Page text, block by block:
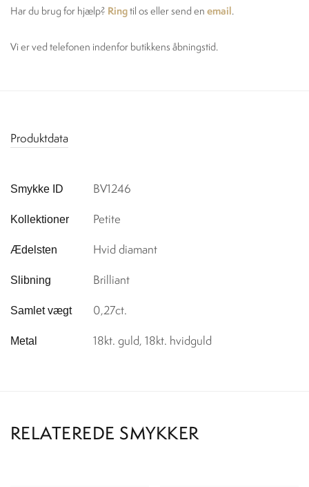
Har du brug for hjælp? Ringtil os eller send en email.
Vi er ved telefonen indenfor butikkens åbningstid.
Produktdata
Smykke ID BV1246
Kollektioner Petite
Ædelsten Hvid diamant
Slibning Brilliant
Samlet vægt 0,27ct.
Metal 18kt. guld, 18kt. hvidguld